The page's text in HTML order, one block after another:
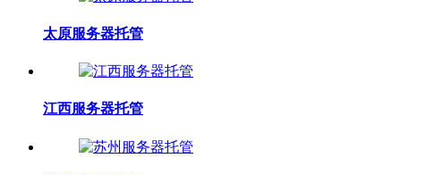
太原服务器托管
江西服务器托管